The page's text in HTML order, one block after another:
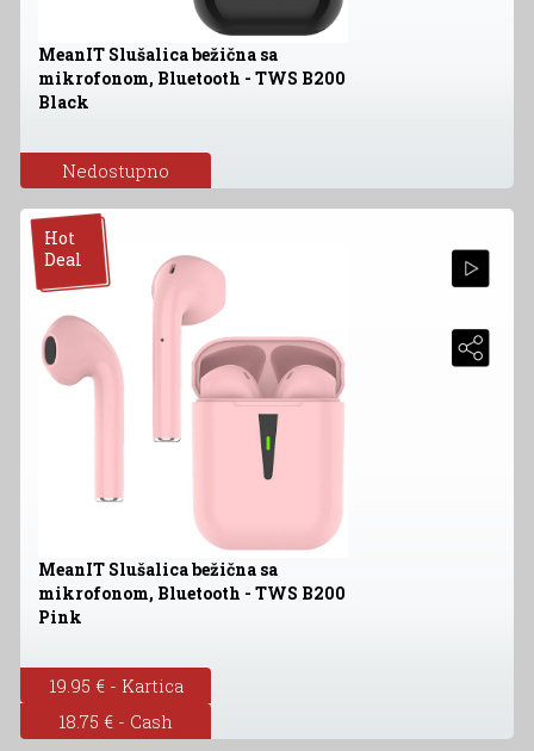
MeanIT Slušalica bežična sa
mikrofonom, Bluetooth - TWS B200
Black
Nedostupno
Hot
Deal
MeanIT Slušalica bežična sa
mikrofonom, Bluetooth - TWS B200
Pink
19.95 € - Kartica
18.75 € - Cash